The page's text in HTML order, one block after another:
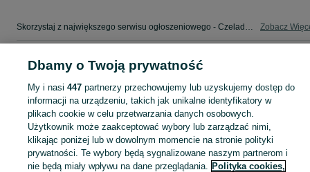
Skorzystaj z największego serwisu ogłoszeniowego - Czeladź i okolice! - kupuj lub sprzedawaj jeszcze wygodniej w kategorii Dostawcze i Ciężarowe! Zobacz
Mapa kategorii
Mapa ministron
Popularne wyszukiwania
Dbamy o Twoją prywatność
My i nasi 447partnerzy przechowujemy lub uzyskujemy dostęp do
informacji na urządzeniu, takich jak unikalne identyfikatory w
plikach cookie w celu przetwarzania danych osobowych.
Użytkownik może zaakceptować wybory lub zarządzać nimi,
klikając poniżej lub w dowolnym momencie na stronie polityki
prywatności. Te wybory będą sygnalizowane naszym partnerom i
nie będą miały wpływu na dane przeglądania. Polityka cookies,